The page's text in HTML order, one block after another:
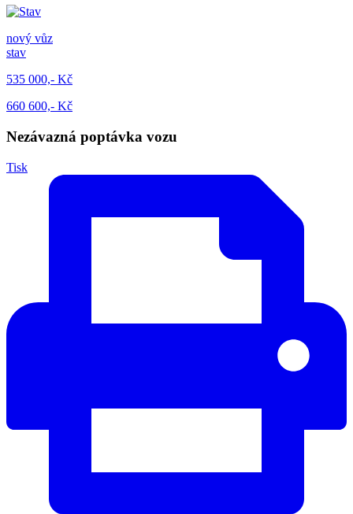
nový vůz
stav
535 000,- Kč
660 600,- Kč
Nezávazná poptávka vozu
Tisk